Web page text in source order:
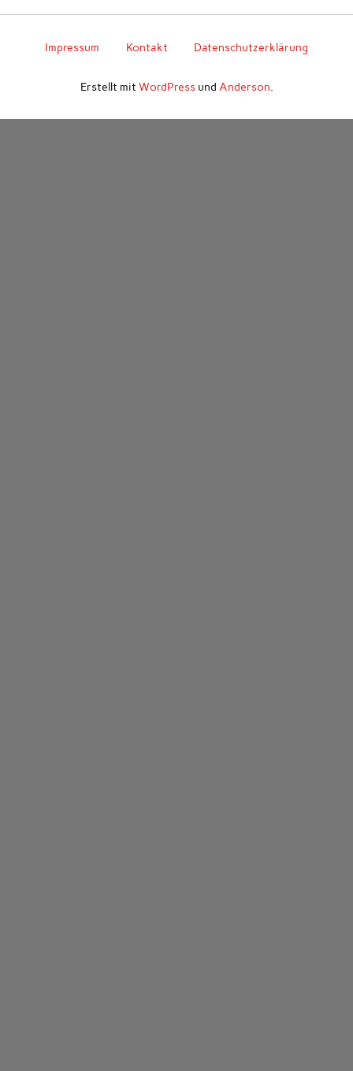
Impressum Kontakt Datenschutzerklärung
Erstellt mit WordPressund Anderson